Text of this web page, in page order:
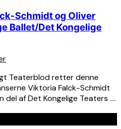
Schmidt og Oliver
Ballet/Det Kongelige
Teaterblod retter denne
Viktoria Falck-Schmidt
del af Det Kongelige Teaters ….